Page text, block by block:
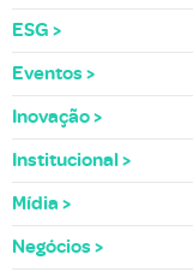
ESG
Eventos
Inovação
Institucional
Mídia
Negócios